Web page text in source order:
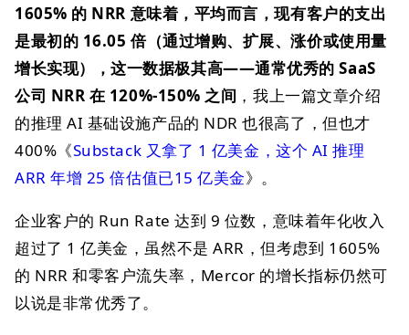
1605% 的 NRR​ 意味着，平均而言，现有客户的支出
是最初的 ​16.05 倍​（通过增购、扩展、涨价或使用量
增长实现），这一数据极其高——通常优秀的 SaaS
公司 NRR 在 120%-150% 之间 ，我上一篇文章介绍
的推理 AI 基础设施产品的 NDR 也很高了，但也才
400%《Substack 又拿了 1 亿美金，这个 AI 推理
ARR 年增 25 倍估值已15 亿美金》。
企业客户的 Run Rate 达到 9 位数，意味着年化收入
超过了 1 亿美金，虽然不是 ARR，但考虑到 1605%
的 NRR 和零客户流失率，Mercor 的增长指标仍然可
以说是非常优秀了。